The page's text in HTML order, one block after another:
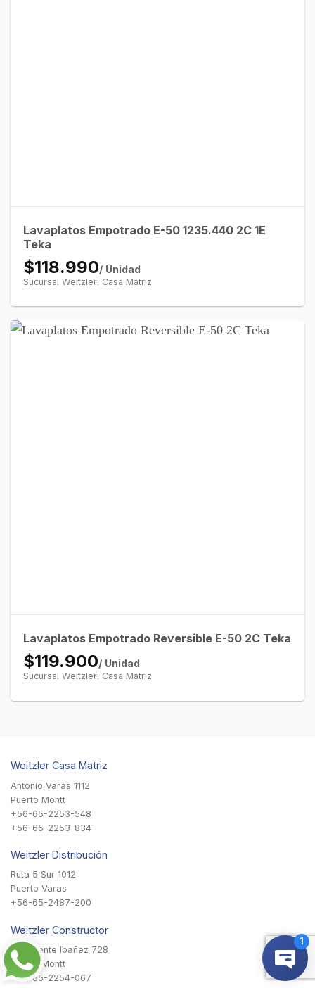
Lavaplatos Empotrado E-50 1235.440 2C 1E
Teka
$118.990/ Unidad
Sucursal Weitzler: Casa Matriz
Lavaplatos Empotrado Reversible E-50 2C Teka
$119.900/ Unidad
Sucursal Weitzler: Casa Matriz
Weitzler Casa Matriz
Antonio Varas 1112
Puerto Montt
+56-65-2253-548
+56-65-2253-834
Weitzler Distribución
Ruta 5 Sur 1012
Puerto Varas
+56-65-2487-200
Weitzler Constructor
Presidente Ibañez 728
Puerto Montt
+56-65-2254-067